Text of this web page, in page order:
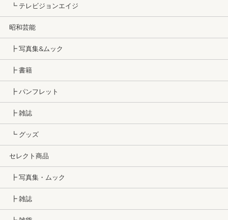
┗ テレビジョンエイジ
昭和芸能
┣ 写真集&ムック
┣ 書籍
┣ パンフレット
┣ 雑誌
┗ グッズ
セレクト商品
┣ 写真集・ムック
┣ 雑誌